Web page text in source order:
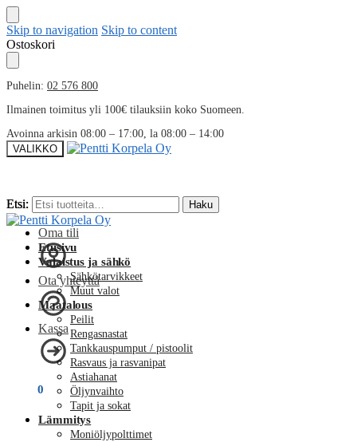
Skip to navigation Skip to content
Ostoskori
Puhelin: 02 576 800
Ilmainen toimitus yli 100€ tilauksiin koko Suomeen.
Avoinna arkisin 08:00 – 17:00, la 08:00 – 14:00
VALIKKO
Etsi: Haku
Oma tili
Ota yhteyttä
Kassa
0
Etsi: Haku
Etusivu
Valaistus ja sähkö
Sähkötarvikkeet
Muut valot
Maatalous
Peilit
Rengasnastat
Tankkauspumput / pistoolit
Rasvaus ja rasvanipat
Astiahanat
Öljynvaihto
Tapit ja sokat
Lämmitys
Moniöljypolttimet